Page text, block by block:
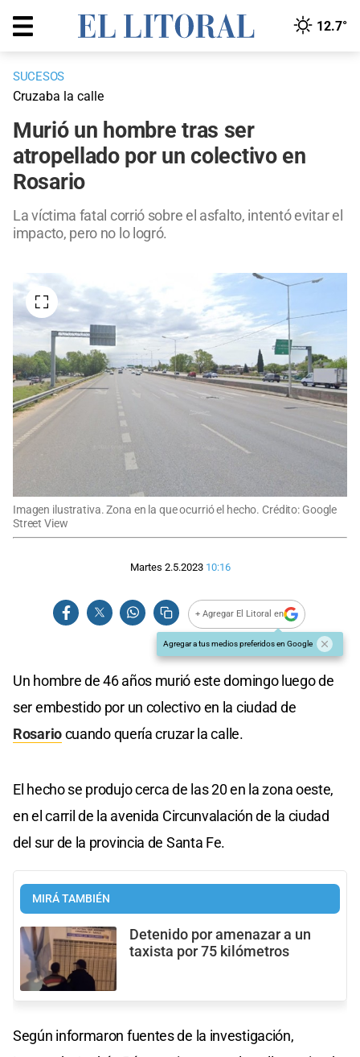
12.7°
SUCESOS
Cruzaba la calle
Murió un hombre tras ser
atropellado por un colectivo en
Rosario
La víctima fatal corrió sobre el asfalto, intentó evitar el
impacto, pero no lo logró.
Imagen ilustrativa. Zona en la que ocurrió el hecho. Crédito: Google
Street View
Martes 2.5.2023 10:16
+ Agregar El Litoral en
Agregar a tus medios preferidos en Google
Un hombre de 46 años murió este domingo luego de
ser embestido por un colectivo en la ciudad de
Rosariocuando quería cruzar la calle.
El hecho se produjo cerca de las 20 en la zona oeste,
en el carril de la avenida Circunvalación de la ciudad
del sur de la provincia de Santa Fe.
MIRÁ TAMBIÉN
Detenido por amenazar a un
taxista por 75 kilómetros
Según informaron fuentes de la investigación,